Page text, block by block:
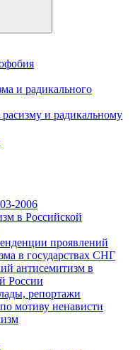
и радикального
и радикальному
2006
в Российской
проявлений
в государствах СНГ
антисемитизм в
России
репортажи
мотиву ненависти